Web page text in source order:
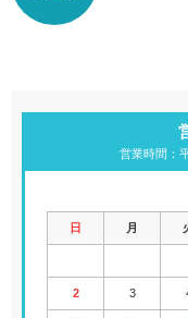
営業時間：
日 月
2 3